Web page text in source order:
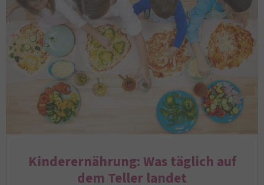
Kinderernährung: Was täglich auf
dem Teller landet